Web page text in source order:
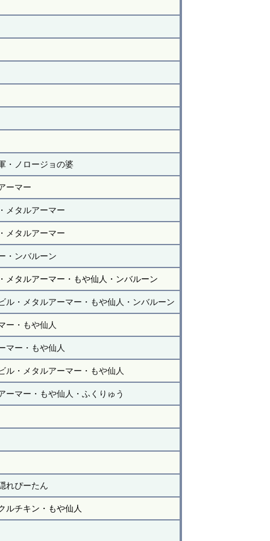
・ノロージョの婆
ーマー
メタルアーマー
メタルアーマー
・ンバルーン
メタルアーマー・もや仙人・ンバルーン
ル・メタルアーマー・もや仙人・ンバルーン
ー・もや仙人
マー・もや仙人
ル・メタルアーマー・もや仙人
ーマー・もや仙人・ふくりゅう
れぴーたん
ルチキン・もや仙人